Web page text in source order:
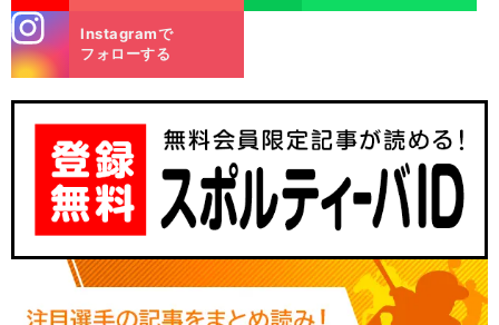
m
Instagramで
フォローする